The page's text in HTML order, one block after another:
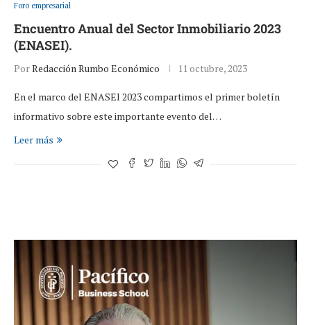
Foro empresarial
Encuentro Anual del Sector Inmobiliario 2023
(ENASEI).
PorRedacción Rumbo Económico 11 octubre, 2023
En el marco del ENASEI 2023 compartimos el primer boletín
informativo sobre este importante evento del…
Leer más